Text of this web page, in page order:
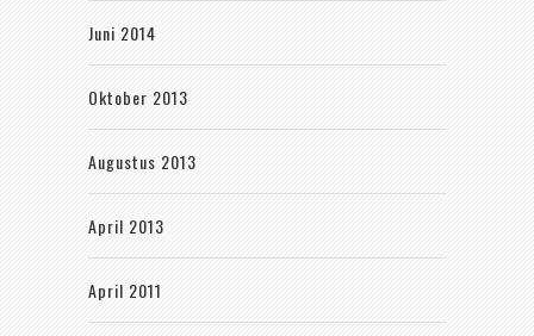
Juni 2014
Oktober 2013
Augustus 2013
April 2013
April 2011